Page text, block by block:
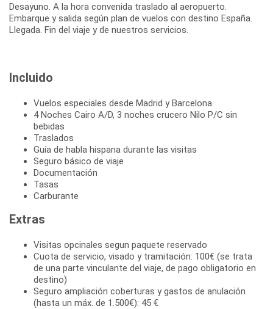
Desayuno. A la hora convenida traslado al aeropuerto.
Embarque y salida según plan de vuelos con destino España.
Llegada. Fin del viaje y de nuestros servicios.
Incluido
Vuelos especiales desde Madrid y Barcelona
4 Noches Cairo A/D, 3 noches crucero Nilo P/C sin
bebidas
Traslados
Guía de habla hispana durante las visitas
Seguro básico de viaje
Documentación
Tasas
Carburante
Extras
Visitas opcinales segun paquete reservado
Cuota de servicio, visado y tramitación: 100€ (se trata
de una parte vinculante del viaje, de pago obligatorio en
destino)
Seguro ampliación coberturas y gastos de anulación
(hasta un máx. de 1.500€): 45 €